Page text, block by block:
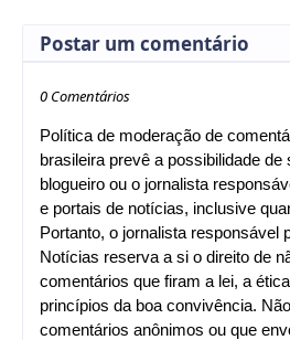
Postar um comentário
0 Comentários
Política de moderação de
brasileira prevê a possibilidade
blogueiro ou o jornalista
e portais de notícias, inclusive
Portanto, o jornalista responsável
Notícias reserva a si o direito de
comentários que firam a lei, a
princípios da boa convivência.
comentários anônimos ou que